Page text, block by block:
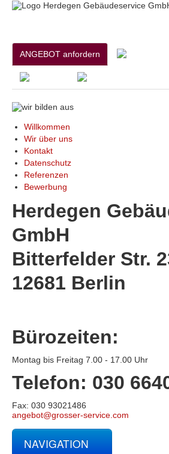
ANGEBOT anfordern
Willkommen
Wir über uns
Kontakt
Datenschutz
Referenzen
Bewerbung
Herdegen
GmbH
Bitterfelder Str.
12681 Berlin
Bürozeiten:
Montag bis Freitag 7.00 - 17.00 Uhr
Telefon: 030
Fax: 030 93021486
angebot@grosser-service.com
NAVIGATION